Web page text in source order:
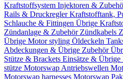
Kraftstoffsystem Injektoren &
Rails & DruckreglerKraftstofftank,
Schlauche & Fittingen Übrige
Zündanlage & Zubehör Zündkabels
Übrige Motor styling Öldeckeln
Abdeckungen & Übrige Zubehör
Stütze & Brackets Einsätze & Übrige
stütze Motorswap Antriebswellen
Motorswap harnesses Motorswap